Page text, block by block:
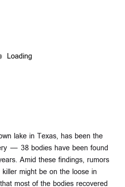
lake in Texas, has been the
— 38 bodies have been found
Amid these findings, rumors
might be on the loose in
most of the bodies recovered